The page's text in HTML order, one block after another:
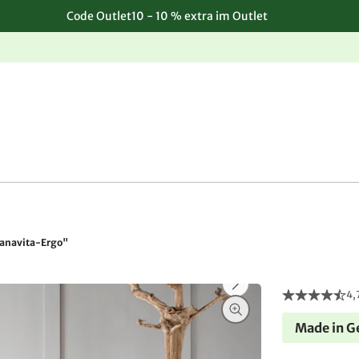
Code Outlet10 - 10 % extra im Outlet
Ergo"
Made in